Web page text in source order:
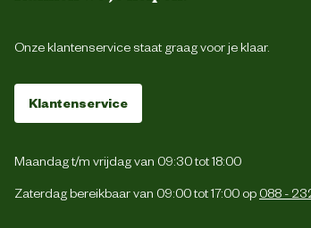
Onze klantenservice staat graag voor je klaar.
Klantenservice
Maandag t/m vrijdag van 09:30 tot 18:00
Zaterdag bereikbaar van 09:00 tot 17:00 op 088 -